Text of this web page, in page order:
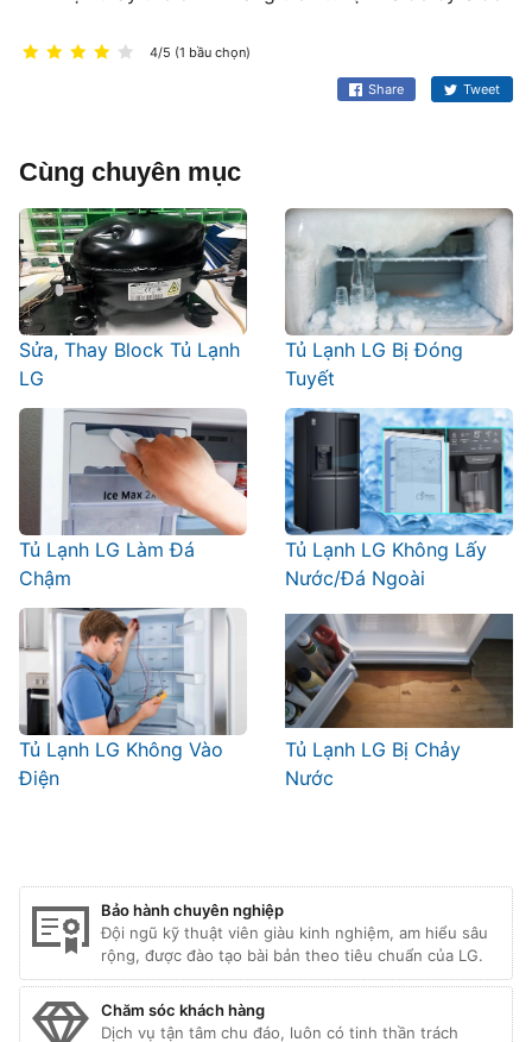
4/5 (1 bầu chọn)
Share Tweet
Cùng chuyên mục
Sửa, Thay Block Tủ Lạnh
LG
Tủ Lạnh LG Bị Đóng
Tuyết
Tủ Lạnh LG Làm Đá
Chậm
Tủ Lạnh LG Không Lấy
Nước/Đá Ngoài
Tủ Lạnh LG Không Vào
Điện
Tủ Lạnh LG Bị Chảy
Nước
Bảo hành chuyên nghiệp
Đội ngũ kỹ thuật viên giàu kinh nghiệm, am hiểu sâu
rộng, được đào tạo bài bản theo tiêu chuẩn của LG.
Chăm sóc khách hàng
Dịch vụ tận tâm chu đáo, luôn có tinh thần trách